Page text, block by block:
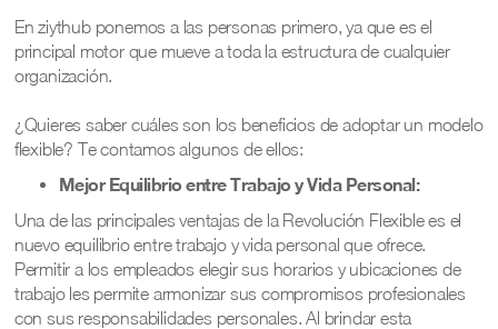
En ziythub ponemos a las personas primero, ya que es el
principal motor que mueve a toda la estructura de cualquier
organización.
¿Quieres saber cuáles son los beneficios de adoptar un modelo
flexible? Te contamos algunos de ellos:
Mejor Equilibrio entre Trabajo y Vida Personal:
Una de las principales ventajas de la Revolución Flexible es el
nuevo equilibrio entre trabajo y vida personal que ofrece.
Permitir a los empleados elegir sus horarios y ubicaciones de
trabajo les permite armonizar sus compromisos profesionales
con sus responsabilidades personales. Al brindar esta